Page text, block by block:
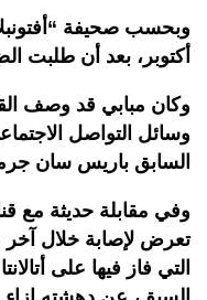
أكتوبر، بعد أن طلبت
وكان مبابي قد وصف
وسائل التواصل
السابق باريس سان
وفي مقابلة حديثة مع
تعرض لإصابة خلال آخر